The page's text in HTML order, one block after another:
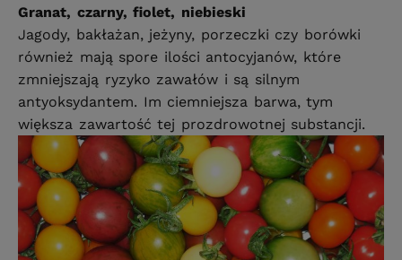
Granat, czarny, fiolet, niebieski
Jagody, bakłażan, jeżyny, porzeczki czy borówki
również mają spore ilości antocyjanów, które
zmniejszają ryzyko zawałów i są silnym
antyoksydantem. Im ciemniejsza barwa, tym
większa zawartość tej prozdrowotnej substancji.